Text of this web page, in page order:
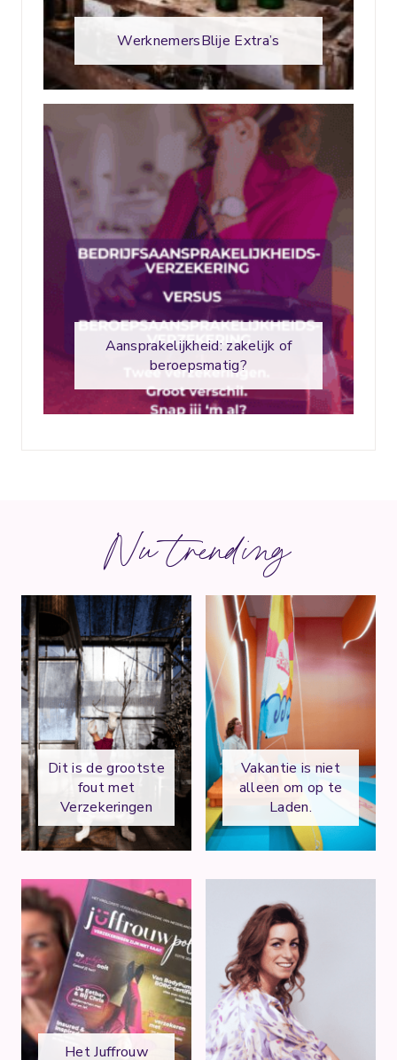
WerknemersBlije Extra’s
Aansprakelijkheid: zakelijk of
beroepsmatig?
Nu trending
Dit is de grootste
fout met
Verzekeringen
Vakantie is niet
alleen om op te
Laden.
Het Juffrouw